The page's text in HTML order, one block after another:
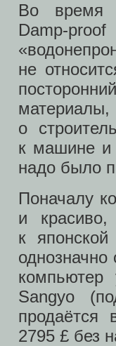
Во время
не
о
к машине и
надо было
Поначалу
и
к
Sangyo
продаётся
2795 £ без